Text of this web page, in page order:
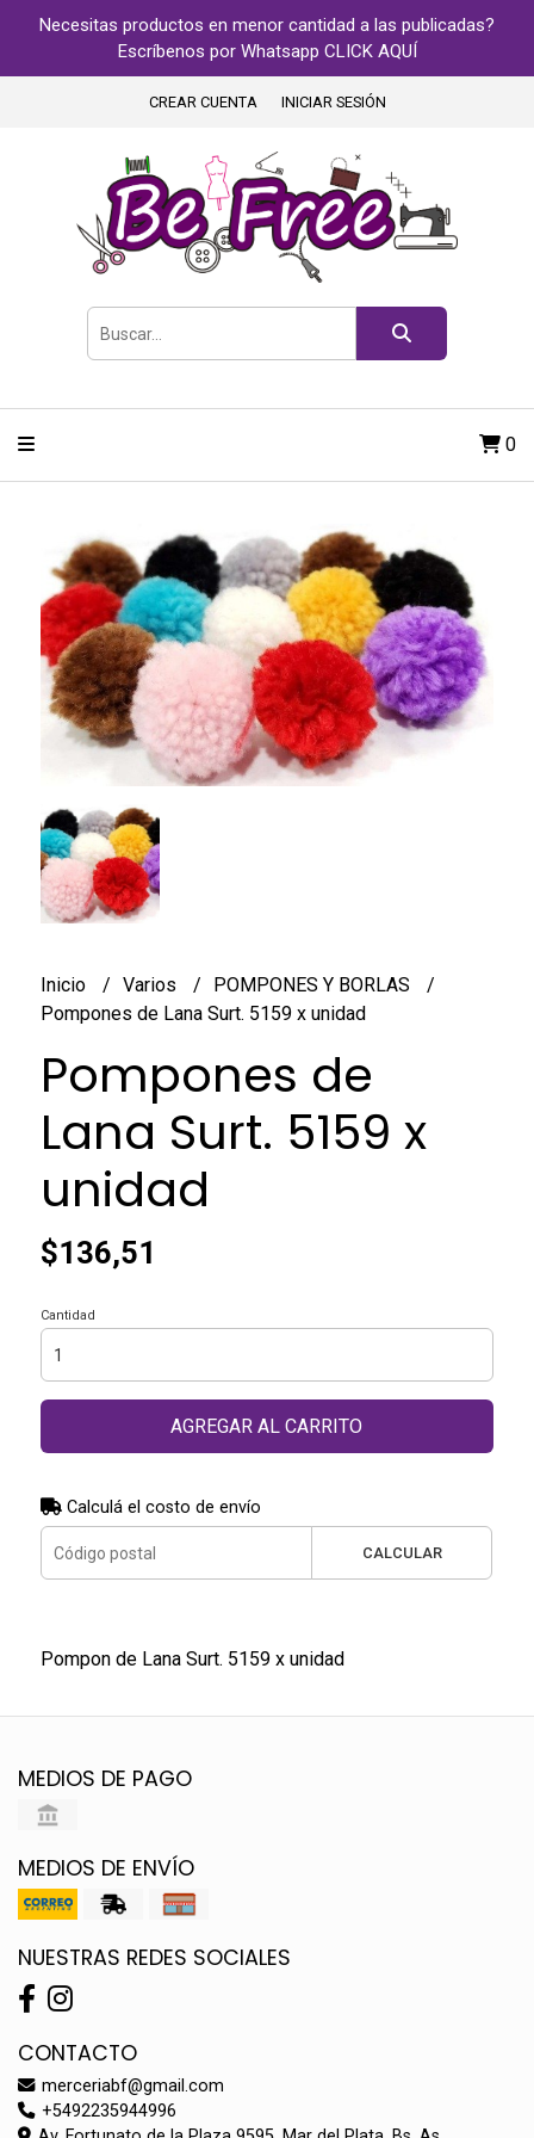
Necesitas productos en menor cantidad a las publicadas?
Escríbenos por Whatsapp CLICK AQUÍ
CREAR CUENTA INICIAR SESIÓN
0
Inicio Varios
POMPONES Y BORLAS
Pompones de Lana Surt. 5159 x unidad
Pompones de
Lana Surt. 5159 x
unidad
$136,51
Cantidad
AGREGAR AL CARRITO
Calculá el costo de envío
CALCULAR
Pompon de Lana Surt. 5159 x unidad
MEDIOS DE PAGO
MEDIOS DE ENVÍO
NUESTRAS REDES SOCIALES
CONTACTO
merceriabf@gmail.com
+5492235944996